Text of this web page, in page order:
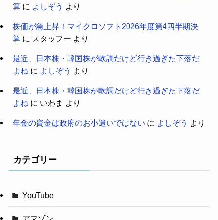
算に よしぞう より
株価が急上昇！マイクロソフト2026年度第4四半期決
算に スタッフー より
最近、日本株・韓国株が軟調だけど行き過ぎた下落だ
よね に よしぞう より
最近、日本株・韓国株が軟調だけど行き過ぎた下落だ
よね に いわま より
年金の資金は政府のお小遣いではない に よしぞう より
カテゴリー
YouTube
アマゾン